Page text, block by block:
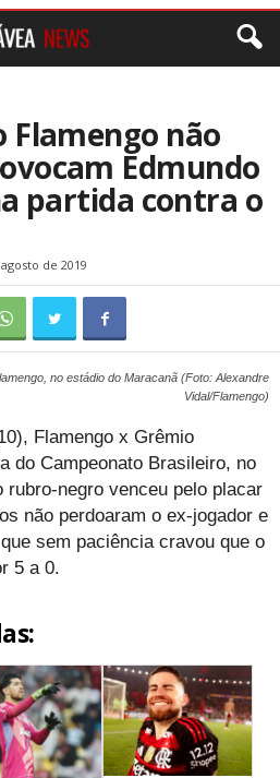
Flamengo não
Edmundo
partida contra o
de 2019
no estádio do Maracanã (Foto: Alexandre
Vidal/Flamengo)
Flamengo x Grêmio
do Campeonato Brasileiro, no
rubro-negro venceu pelo placar
não perdoaram o ex-jogador e
sem paciência cravou que o
5 a 0.